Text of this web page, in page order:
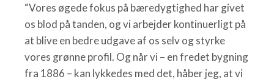
“Vores øgede fokus på bæredygtighed har givet
os blod på tanden, og vi arbejder kontinuerligt på
at blive en bedre udgave af os selv og styrke
vores grønne profil. Og når vi – en fredet bygning
fra 1886 – kan lykkedes med det, håber jeg, at vi